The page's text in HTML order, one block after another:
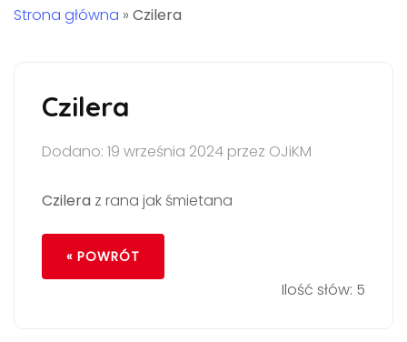
Strona główna » Czilera
Czilera
Dodano: 19 września 2024 przez OJiKM
Czilera z rana jak śmietana
« POWRÓT
Ilość słów: 5